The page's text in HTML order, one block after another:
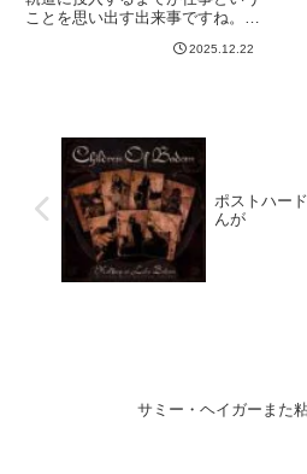
ことを思い出す出来事ですね。
H3ロケットの開発責任者でJAXA
2025.12.22
ポストハー
んが
サミー・ヘイガーまた